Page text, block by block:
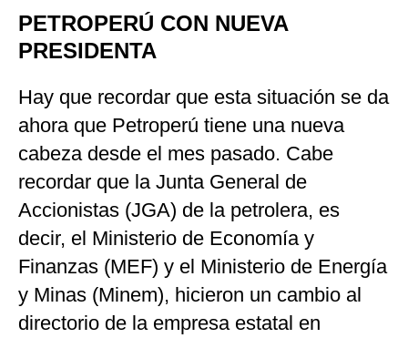
PETROPERÚ CON NUEVA
PRESIDENTA
Hay que recordar que esta situación se da
ahora que Petroperú tiene una nueva
cabeza desde el mes pasado. Cabe
recordar que la Junta General de
Accionistas (JGA) de la petrolera, es
decir, el Ministerio de Economía y
Finanzas (MEF) y el Ministerio de Energía
y Minas (Minem), hicieron un cambio al
directorio de la empresa estatal en